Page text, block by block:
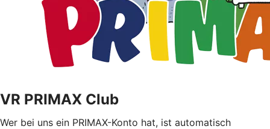
VR PRIMAX Club
Wer bei uns ein PRIMAX-Konto hat, ist automatisch